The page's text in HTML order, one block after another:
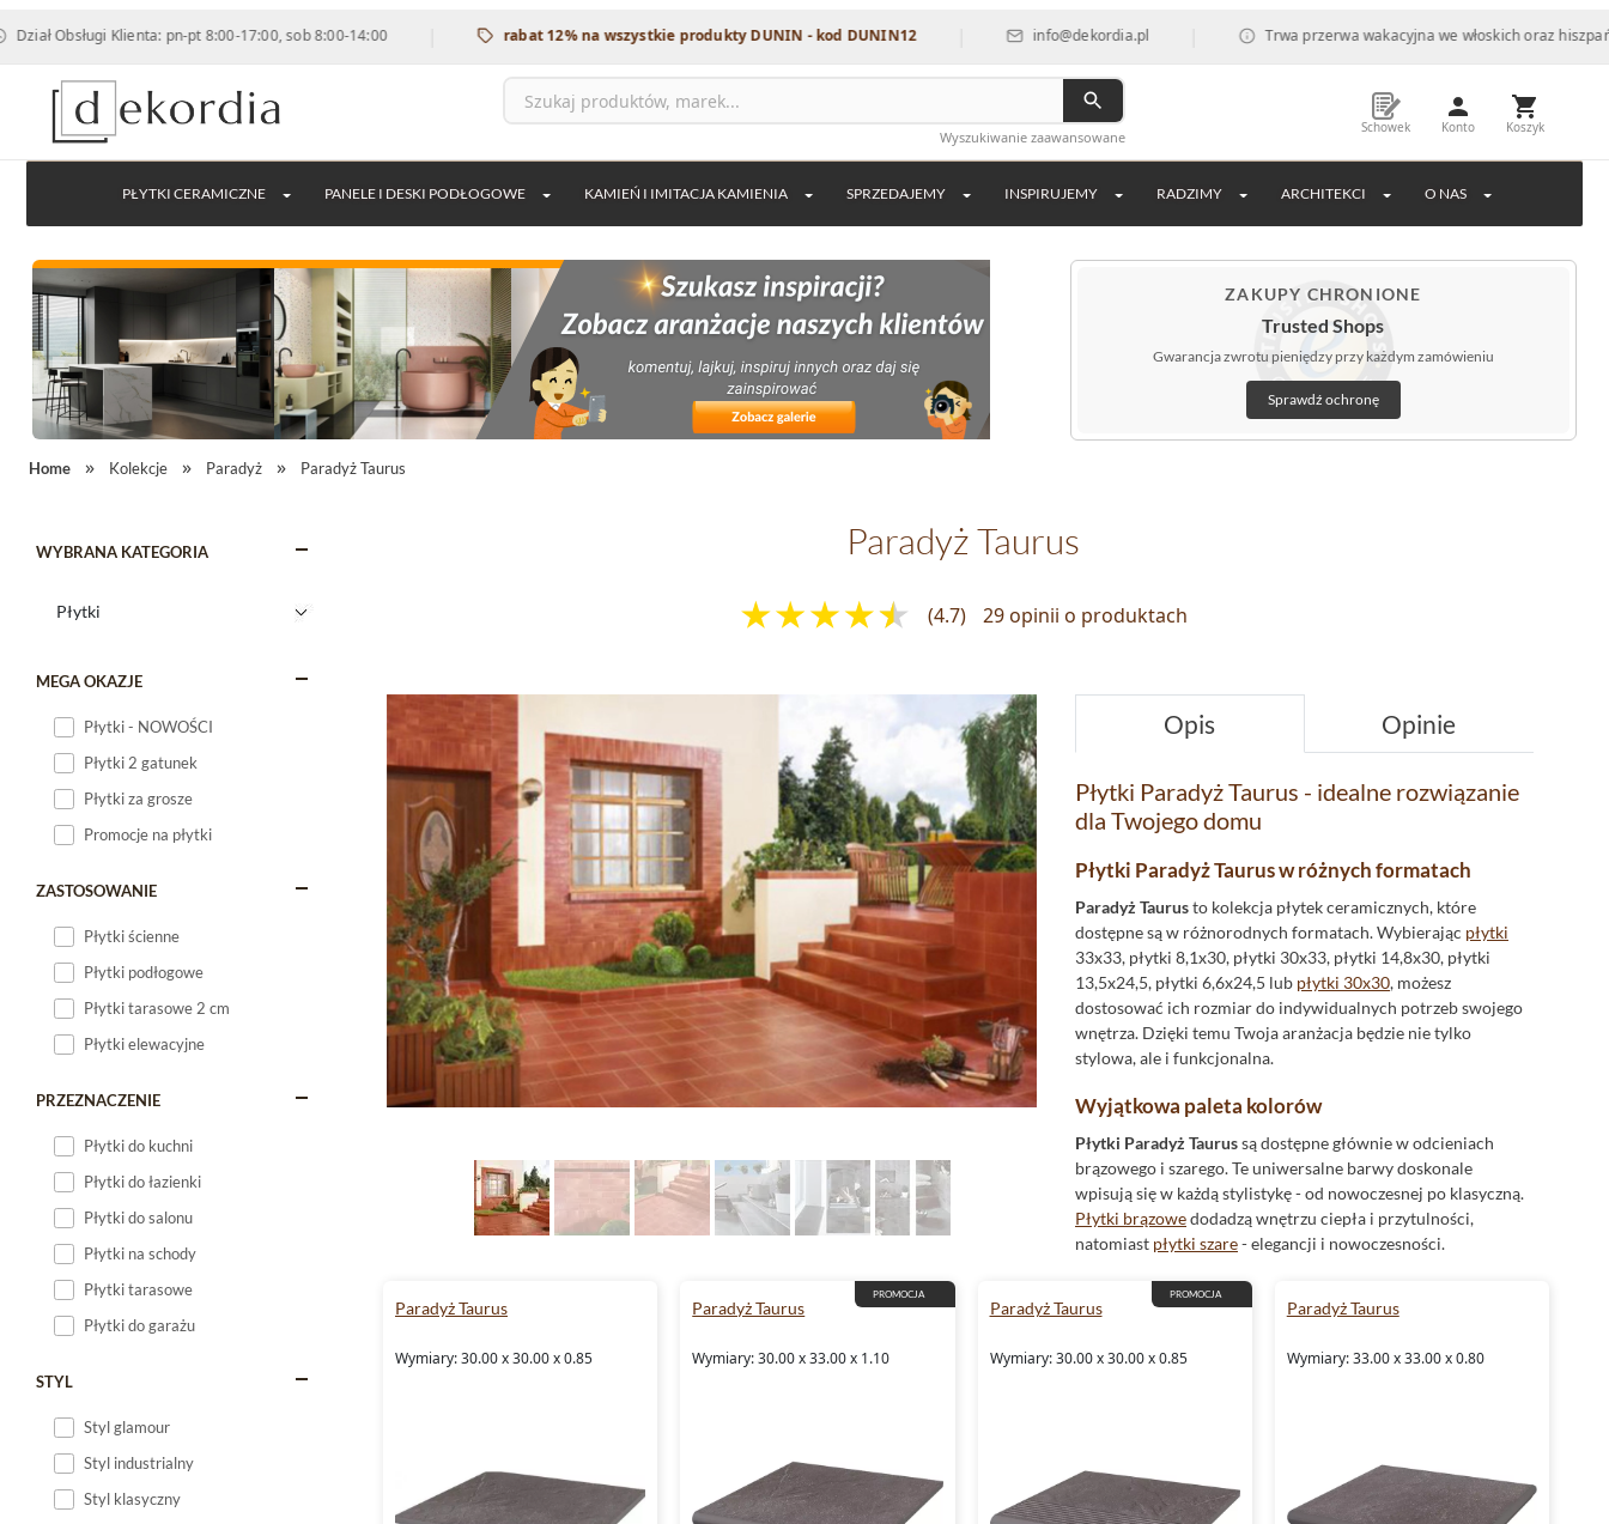
Klienta: pn-pt 8:00-17:00, sob 8:00-14:00 | rabat 12% na wszystkie produkty DUNIN - kod DUNIN12 | info@dekordia.pl | Trwa przerwa wakacyjna we włoskich oraz hiszpańskich
Wyszukiwanie zaawansowane
Schowek Konto Koszyk
PŁYTKI CERAMICZNE PANELE I DESKI PODŁOGOWE KAMIEŃ I IMITACJA KAMIENIA SPRZEDAJEMY INSPIRUJEMY RADZIMY ARCHITEKCI O NAS
ZAKUPY CHRONIONE
Trusted Shops
Gwarancja zwrotu pieniędzy przy każdym zamówieniu
Sprawdź ochronę
Home Kolekcje Paradyż Paradyż Taurus
WYBRANA KATEGORIA
MEGA OKAZJE
Płytki - NOWOŚCI
Płytki 2 gatunek
Płytki za grosze
Promocje na płytki
ZASTOSOWANIE
Płytki ścienne
Płytki podłogowe
Płytki tarasowe 2 cm
Płytki elewacyjne
PRZEZNACZENIE
Płytki do kuchni
Płytki do łazienki
Płytki do salonu
Płytki na schody
Płytki tarasowe
Płytki do garażu
STYL
Styl glamour
Styl industrialny
Styl klasyczny
Paradyż Taurus
(4.7) 29 opinii o produktach
Opis Opinie
Płytki Paradyż Taurus - idealne rozwiązanie
dla Twojego domu
Płytki Paradyż Taurus w różnych formatach
Paradyż Taurusto kolekcja płytek ceramicznych, które
dostępne są w różnorodnych formatach. Wybierając płytki
33x33, płytki 8,1x30, płytki 30x33, płytki 14,8x30, płytki
13,5x24,5, płytki 6,6x24,5 lub płytki 30x30, możesz
dostosować ich rozmiar do indywidualnych potrzeb swojego
wnętrza. Dzięki temu Twoja aranżacja będzie nie tylko
stylowa, ale i funkcjonalna.
Wyjątkowa paleta kolorów
Płytki Paradyż Taurussą dostępne głównie w odcieniach
brązowego i szarego. Te uniwersalne barwy doskonale
wpisują się w każdą stylistykę - od nowoczesnej po klasyczną.
Płytki brązowedodadzą wnętrzu ciepła i przytulności,
natomiast płytki szare- elegancji i nowoczesności.
Mrozoodporne płytki Paradyż Taurus
charakteryzuje się wyjątkową odpornością na niskie
Dekoracyjne elementy kolekcji Paradyż Taurus
KolekcjaParadyż Taurus
zawiera nie tylko płytki, ale również
Paradyż Taurus
Wymiary: 30.00 x 30.00 x 0.85
PROMOCJA
Paradyż Taurus
Wymiary: 30.00 x 33.00 x 1.10
PROMOCJA
Paradyż Taurus
Wymiary: 30.00 x 30.00 x 0.85
Paradyż Taurus
Wymiary: 33.00 x 33.00 x 0.80